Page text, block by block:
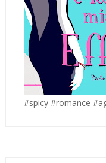
#spicy #romance